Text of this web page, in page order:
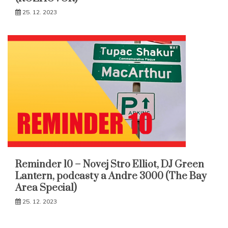
25. 12. 2023
Reminder 10 – Novej Stro Elliot, DJ Green
Lantern, podcasty a Andre 3000 (The Bay
Area Special)
25. 12. 2023